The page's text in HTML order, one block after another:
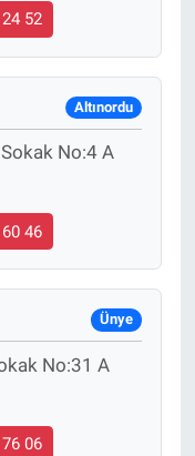
52
Altınordu
No:4 A
46
Ünye
No:31 A
06